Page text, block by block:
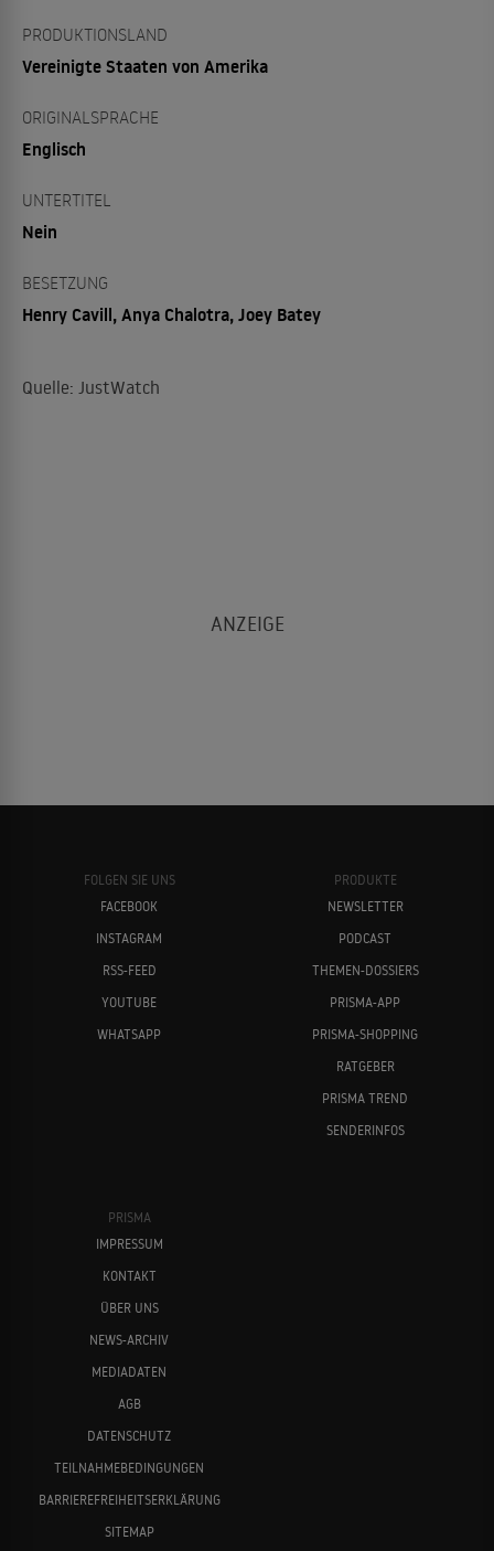
PRODUKTIONSLAND
Vereinigte Staaten von Amerika
ORIGINALSPRACHE
Englisch
UNTERTITEL
Nein
BESETZUNG
Henry Cavill, Anya Chalotra, Joey Batey
Quelle: JustWatch
FOLGEN SIE UNS
FACEBOOK
INSTAGRAM
RSS-FEED
YOUTUBE
WHATSAPP
PRODUKTE
NEWSLETTER
PODCAST
THEMEN-DOSSIERS
PRISMA-APP
PRISMA-SHOPPING
RATGEBER
PRISMA TREND
SENDERINFOS
PRISMA
IMPRESSUM
KONTAKT
ÜBER UNS
NEWS-ARCHIV
MEDIADATEN
AGB
DATENSCHUTZ
TEILNAHMEBEDINGUNGEN
BARRIEREFREIHEITSERKLÄRUNG
SITEMAP